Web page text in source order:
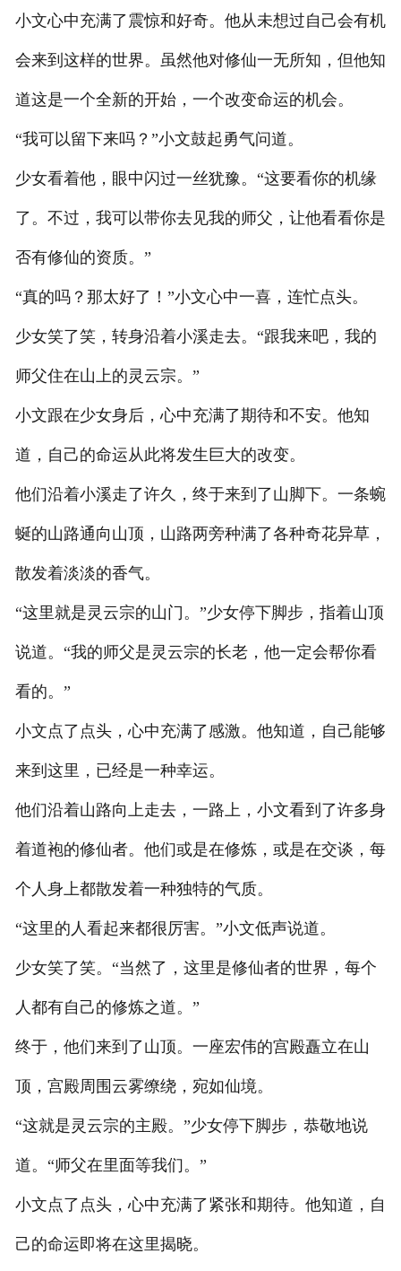
小文心中充满了震惊和好奇。他从未想过自己会有机
会来到这样的世界。虽然他对修仙一无所知，但他知
道这是一个全新的开始，一个改变命运的机会。
“我可以留下来吗？”小文鼓起勇气问道。
少女看着他，眼中闪过一丝犹豫。“这要看你的机缘
了。不过，我可以带你去见我的师父，让他看看你是
否有修仙的资质。”
“真的吗？那太好了！”小文心中一喜，连忙点头。
少女笑了笑，转身沿着小溪走去。“跟我来吧，我的
师父住在山上的灵云宗。”
小文跟在少女身后，心中充满了期待和不安。他知
道，自己的命运从此将发生巨大的改变。
他们沿着小溪走了许久，终于来到了山脚下。一条蜿
蜒的山路通向山顶，山路两旁种满了各种奇花异草，
散发着淡淡的香气。
“这里就是灵云宗的山门。”少女停下脚步，指着山顶
说道。“我的师父是灵云宗的长老，他一定会帮你看
看的。”
小文点了点头，心中充满了感激。他知道，自己能够
来到这里，已经是一种幸运。
他们沿着山路向上走去，一路上，小文看到了许多身
着道袍的修仙者。他们或是在修炼，或是在交谈，每
个人身上都散发着一种独特的气质。
“这里的人看起来都很厉害。”小文低声说道。
少女笑了笑。“当然了，这里是修仙者的世界，每个
人都有自己的修炼之道。”
终于，他们来到了山顶。一座宏伟的宫殿矗立在山
顶，宫殿周围云雾缭绕，宛如仙境。
“这就是灵云宗的主殿。”少女停下脚步，恭敬地说
道。“师父在里面等我们。”
小文点了点头，心中充满了紧张和期待。他知道，自
己的命运即将在这里揭晓。